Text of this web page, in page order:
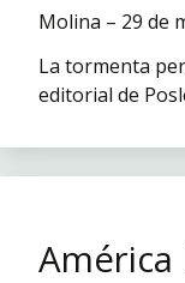
Molina – 29 de
La tormenta
editorial de
América